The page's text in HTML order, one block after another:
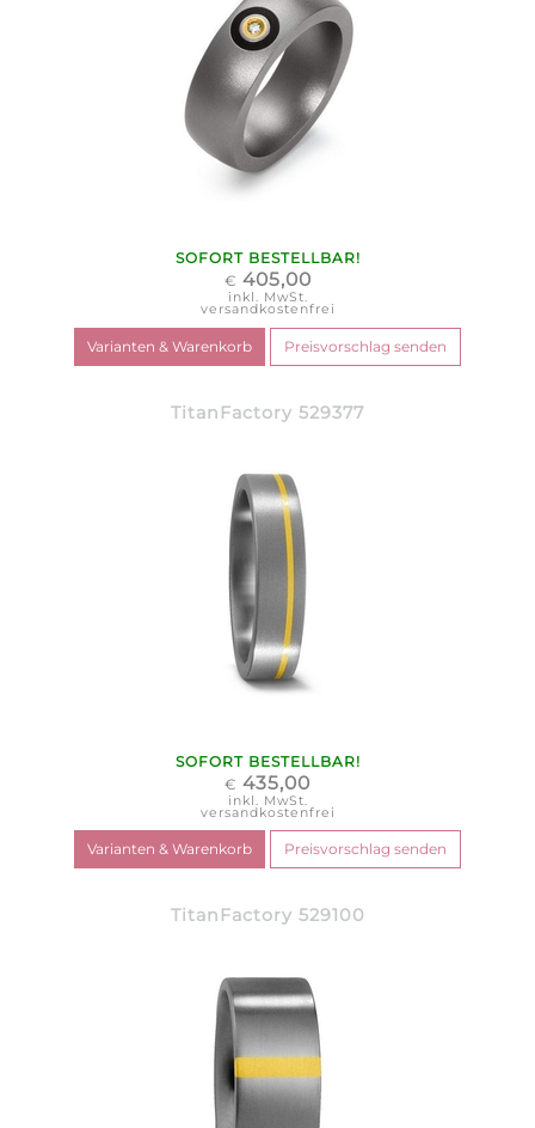
SOFORT BESTELLBAR!
€ 405,00
inkl. MwSt.
versandkostenfrei
TitanFactory 529377
SOFORT BESTELLBAR!
€ 435,00
inkl. MwSt.
versandkostenfrei
TitanFactory 529100